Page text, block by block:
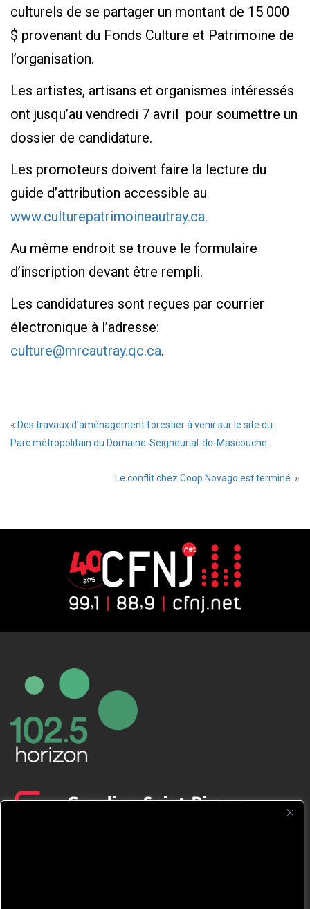
culturels de se partager un montant de 15 000
$ provenant du Fonds Culture et Patrimoine de
l’organisation.
Les artistes, artisans et organismes intéressés
ont jusqu’au vendredi 7 avril pour soumettre un
dossier de candidature.
Les promoteurs doivent faire la lecture du
guide d’attribution accessible au
www.culturepatrimoineautray.ca.
Au même endroit se trouve le formulaire
d’inscription devant être rempli.
Les candidatures sont reçues par courrier
électronique à l’adresse:
culture@mrcautray.qc.ca.
« Des travaux d’aménagement forestier à venir sur le site du
Parc métropolitain du Domaine-Seigneurial-de-Mascouche.
Le conflit chez Coop Novago est terminé. »